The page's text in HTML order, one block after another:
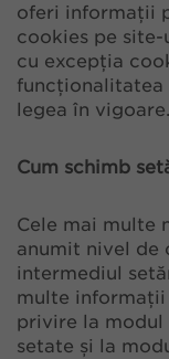
oferi informații
cookies pe
cu excepția
funcționalitatea
legea în vigoare.
Cum schimb
Cele mai multe
anumit nivel
intermediul
multe informații
privire la modul
setate și la